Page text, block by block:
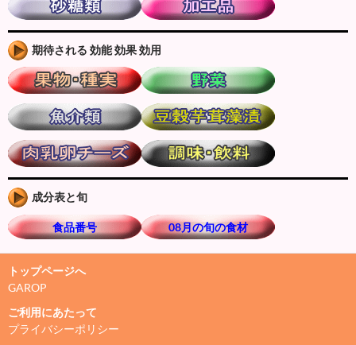
期待される 効能 効果 効用
成分表と旬
食品番号 08月の旬の食材
トップページへ
GAROP
ご利用にあたって
プライバシーポリシー